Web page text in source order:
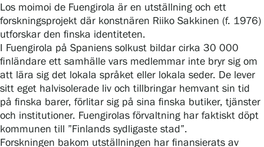
SERLACHIUS+
Gösta Serlachius konststiftelse
Kontaktinformation
Los moimoi de Fuengirola är en utställning och ett
forskningsprojekt där konstnären Riiko Sakkinen (f. 1976)
utforskar den finska identiteten.
I Fuengirola på Spaniens solkust bildar cirka 30 000
finländare ett samhälle vars medlemmar inte bryr sig om
att lära sig det lokala språket eller lokala seder. De lever
sitt eget halvisolerade liv och tillbringar hemvant sin tid
på finska barer, förlitar sig på sina finska butiker, tjänster
och institutioner. Fuengirolas förvaltning har faktiskt döpt
kommunen till ”Finlands sydligaste stad”.
Forskningen bakom utställningen har finansierats av